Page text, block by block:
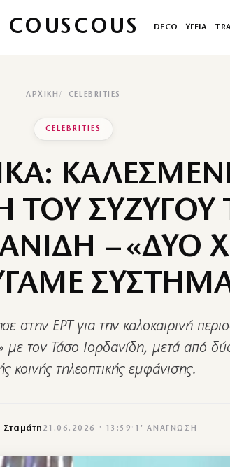
COUSCOUS DECO ΥΓΕΙΑ
ΑΡΧΙΚΉ CELEBRITIES
CELEBRITIES
ΣΥΖΥΓΟΥ
– «ΔΥΟ
στην ΕΡΤ για την καλοκαιρινή
τον Τάσο Ιορδανίδη, μετά από
κοινής τηλεοπτικής εμφάνισης.
Σταμάτη 21.06.2026 · 13:59 · 1′ ΑΝΆΓΝΩΣΗ